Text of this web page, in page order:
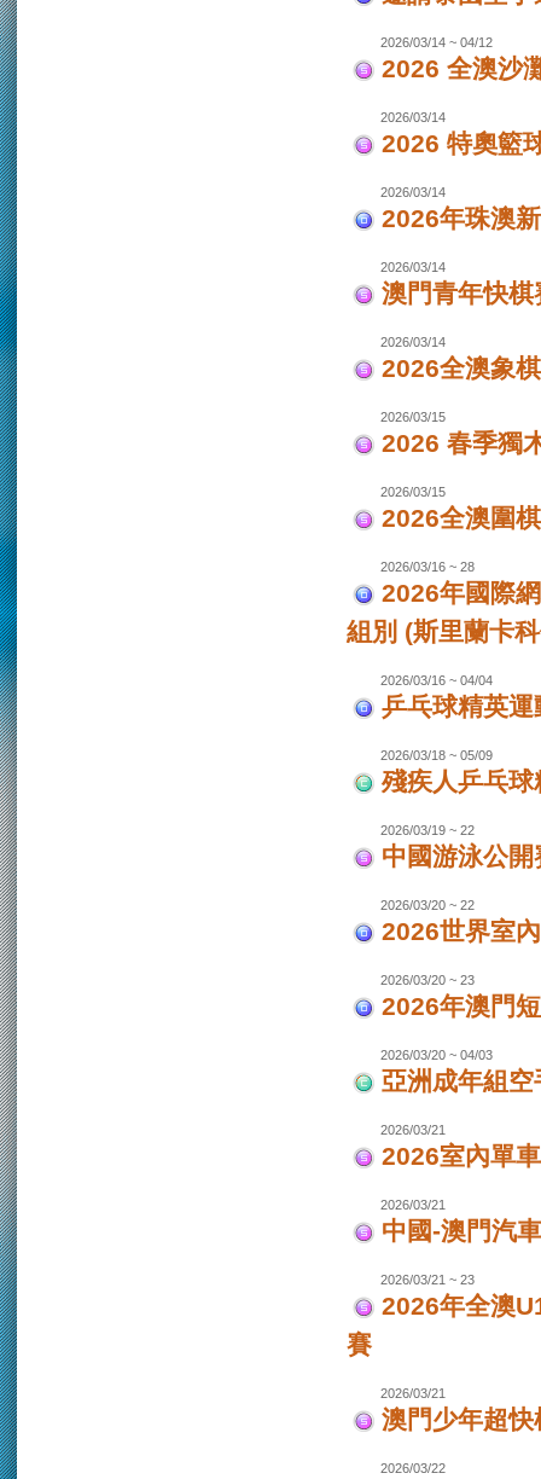
2026/03/14 ~ 04/12
2026 全澳沙
2026/03/14
2026 特奧籃
2026/03/14
2026年珠澳
2026/03/14
澳門青年快棋
2026/03/14
2026全澳象
2026/03/15
2026 春季獨
2026/03/15
2026全澳圍
2026/03/16 ~ 28
2026年國際
組別 (斯里蘭卡
2026/03/16 ~ 04/04
乒乓球精英
2026/03/18 ~ 05/09
殘疾人乒乓
2026/03/19 ~ 22
中國游泳公
2026/03/20 ~ 22
2026世界室
2026/03/20 ~ 23
2026年澳門
2026/03/20 ~ 04/03
亞洲成年組
2026/03/21
2026室內單
2026/03/21
中國-澳門汽
2026/03/21 ~ 23
2026年全澳
賽
2026/03/21
澳門少年超快
2026/03/22